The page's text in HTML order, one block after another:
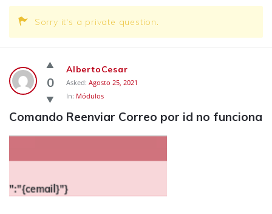
Sorry it's a private question.
0
AlbertoCesar
Asked: Agosto 25, 2021
In: Módulos
Comando Reenviar Correo por id no funciona